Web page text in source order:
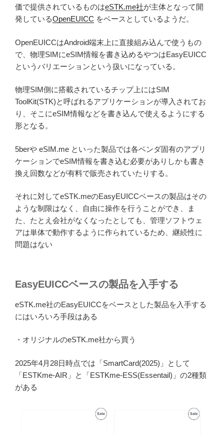
価で提供されているものはeSTK.me社が主体となって開
発しているOpenEUICC をベースとしているようだ。
OpenEUICCはAndroid端末上に直接組み込んで使うもの
で、物理SIMにeSIM情報を書き込めるやつはEasyEUICC
というバリエーションという扱いになっている。
物理SIM側に搭載されているチップ上にはSIM
ToolKit(STK)と呼ばれるアプリケーションが導入されてお
り、そこにeSIM情報などを書き込んで使えるようにする
形となる。
5berや eSIM.me といった製品では各ベンダ固有のアプリ
ケーションでeSIM情報を書き込む必要がありしかも書き
換え回数などが有料で販売されていたりする。
それに対してeSTK.meのEasyEUICCベースの製品はその
ような制限はなく、自由に操作を行うことができ、ま
た、たとえ会社がなくなったとしても、管理ソフトウェ
アは単体で動作するように作られているため、継続性に
問題はない
EasyEUICCベースの製品を入手する
eSTK.me社のEasyEUICCをベースとした製品を入手する
にはいろいろ手段はある
・オリジナルのeSTK.me社から買う
2025年4月28日時点では「SmartCard(2025)」として
「ESTKme-AIR」と「ESTKme-ESS(Essentail)」の2種類
がある